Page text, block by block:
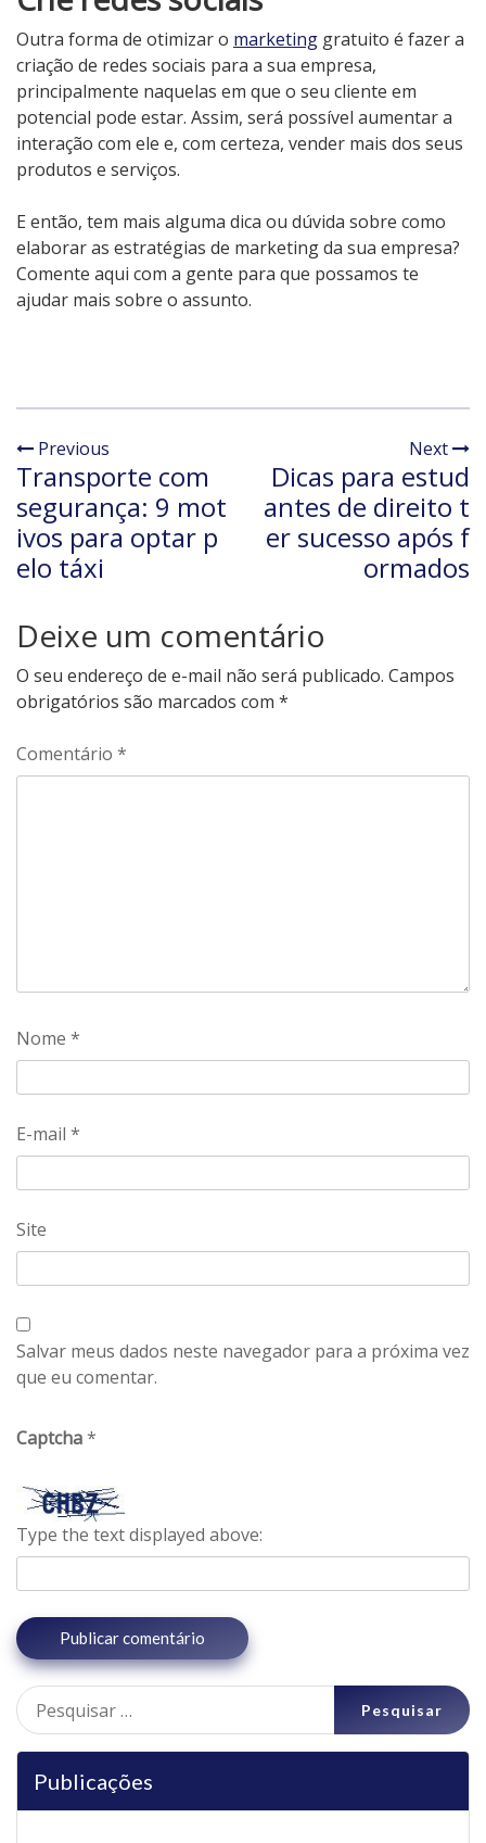
Outra forma de otimizar o marketing gratuito é fazer a
criação de redes sociais para a sua empresa,
principalmente naquelas em que o seu cliente em
potencial pode estar. Assim, será possível aumentar a
interação com ele e, com certeza, vender mais dos seus
produtos e serviços.
E então, tem mais alguma dica ou dúvida sobre como
elaborar as estratégias de marketing da sua empresa?
Comente aqui com a gente para que possamos te
ajudar mais sobre o assunto.
Previous
Transporte com
segurança: 9 mot
ivos para optar p
elo táxi
Next
Dicas para estud
antes de direito t
er sucesso após f
ormados
Deixe um comentário
O seu endereço de e-mail não será publicado. Campos
obrigatórios são marcados com *
Comentário *
Nome *
E-mail *
Site
Salvar meus dados neste navegador para a próxima vez
que eu comentar.
Captcha*
Type the text displayed above:
Pesquisar
por:
Publicações